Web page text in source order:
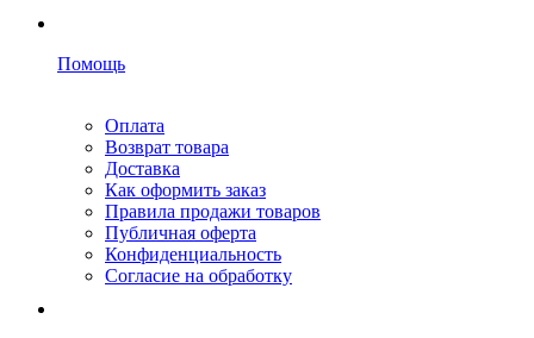
Помощь
Оплата
Возврат товара
Доставка
Как оформить заказ
Правила продажи товаров
Публичная оферта
Конфиденциальность
Согласие на обработку